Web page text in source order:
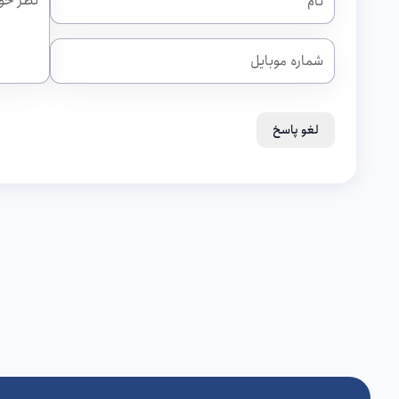
لغو پاسخ